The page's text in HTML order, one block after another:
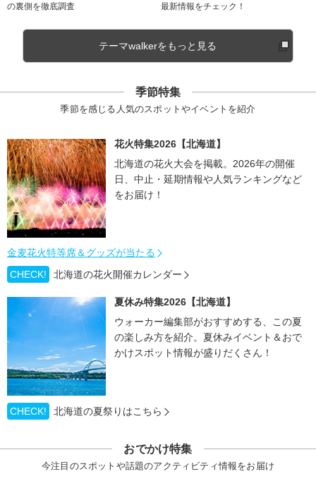
の裏側を徹底調査
最新情報をチェック！
テーマwalkerをもっと見る
季節特集
季節を感じる人気のスポットやイベントを紹介
花火特集2026【北海道】
北海道の花火大会を掲載。2026年の開催
日、中止・延期情報や人気ランキングなど
をお届け！
金麦花火特等席＆グッズが当たる
CHECK!
北海道の花火開催カレンダー
夏休み特集2026【北海道】
ウォーカー編集部がおすすめする、この夏
の楽しみ方を紹介。夏休みイベント＆おで
かけスポット情報が盛りだくさん！
CHECK! 北海道の夏祭りはこちら
おでかけ特集
今注目のスポットや話題のアクティビティ情報をお届け